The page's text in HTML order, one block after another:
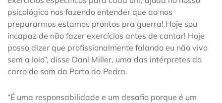
psicológico nos fazendo entender que ao nos
prepararmos estamos prontos pra guerra! Hoje sou
incapaz de não fazer exercícios antes de cantar! Hoje
posso dizer que profissionalmente falando eu não vivo
sem a Ioio”, disse Dani Miller, uma das intérpretes do
carro de som da Porto da Pedra.
“É uma responsabilidade e um desafio porque é um